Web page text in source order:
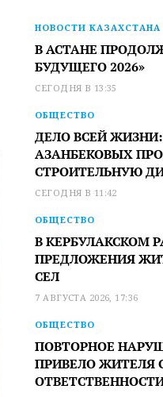
НОВОСТИ КАЗАХСТАНА
В АСТАНЕ
БУДУЩЕГО 2026»
СЕГОДНЯ В 13:35
ОБЩЕСТВО
ДЕЛО ВСЕЙ
АЗАНБЕКОВЫХ
СТРОИТЕЛЬНУЮ
СЕГОДНЯ В 11:42
ОБЩЕСТВО
В КЕРБУЛАКСКОМ
ПРЕДЛОЖЕНИЯ
СЕЛ
7 АВГУСТА 2026, 17:36
ОБЩЕСТВО
ПОВТОРНОЕ
ПРИВЕЛО ЖИТЕЛЯ